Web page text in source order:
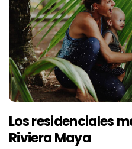
Los residenciales
Riviera Maya